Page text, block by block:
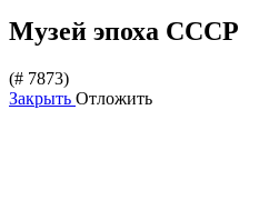
Музей эпоха СССР
(# 7873)
Закрыть Отложить